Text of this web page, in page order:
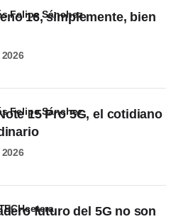
16, simplemente, bien
Felipe Sánchez
15 Pro 5G, el cotidiano
Felipe Sánchez
futuro del 5G no son